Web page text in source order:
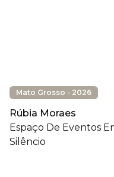
Mato Grosso - 2026
Rúbia Moraes
Espaço De Eventos
Silêncio